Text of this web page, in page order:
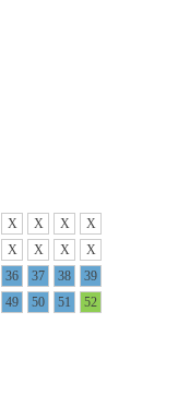
X X X
X
X X X
X
36 37 38
39
49 50 51
52